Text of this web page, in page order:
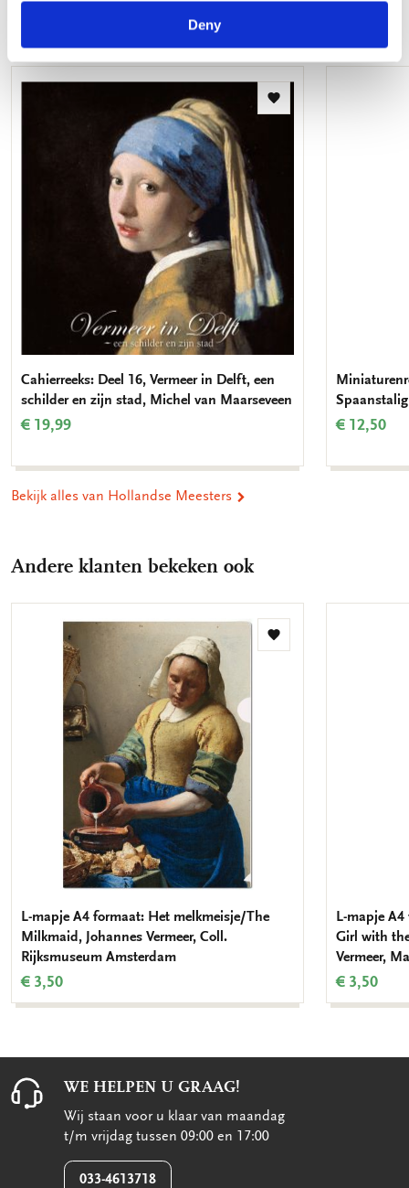
Deny
Meer van Hollandse Meesters
Toevoegen
Cahierreeks: Deel 16, Vermeer in Delft, een
schilder en zijn stad, Michel van Maarseveen
€ 19,99
Spaanstalig
€ 12,50
Bekijk alles van Hollandse Meesters
Andere klanten bekeken ook
Toevoegen
L-mapje A4 formaat: Het melkmeisje/The
Milkmaid, Johannes Vermeer, Coll.
Rijksmuseum Amsterdam
€ 3,50
L-mapje
Girl with
Vermeer,
€ 3,50
WE HELPEN U GRAAG!
Wij staan voor u klaar van maandag
t/m vrijdag tussen 09:00 en 17:00
033-4613718